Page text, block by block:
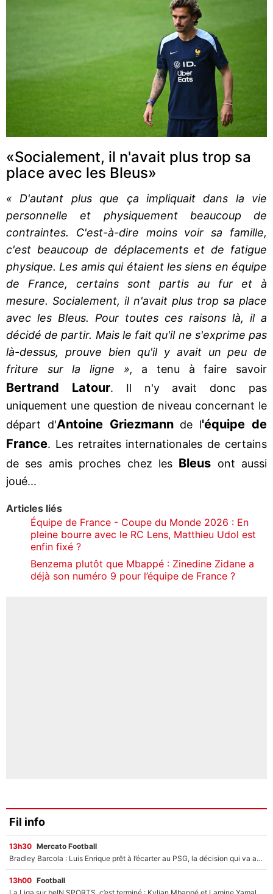
«Socialement, il n'avait plus trop sa
place avec les Bleus»
« D'autant plus que ça impliquait dans la vie
personnelle et physiquement beaucoup de
contraintes. C'est-à-dire moins voir sa famille,
c'est beaucoup de déplacements et de fatigue
physique. Les amis qui étaient les siens en équipe
de France, certains sont partis au fur et à
mesure. Socialement, il n'avait plus trop sa place
avec les Bleus. Pour toutes ces raisons là, il a
décidé de partir. Mais le fait qu'il ne s'exprime pas
là-dessus, prouve bien qu'il y avait un peu de
friture sur la ligne », a tenu à faire savoir
Bertrand Latour. Il n'y avait donc pas
uniquement une question de niveau concernant le
départ d'Antoine Griezmann de l'équipe de
France. Les retraites internationales de certains
de ses amis proches chez les Bleus ont aussi
joué...
Articles liés
Équipe de France - Coupe du Monde 2026 : En
pleine bourre avec le RC Lens, Matthieu Udol est
enfin fixé ?
Benzema plutôt que Mbappé : Zinedine Zidane a
déjà son numéro 9 pour l’équipe de France ?
Fil info
13h30 Mercato Football
Bradley Barcola : Luis Enrique prêt à l’écarter au PSG, la décision qui va accélérer son transfert à Liverpool ?
13h00 Football